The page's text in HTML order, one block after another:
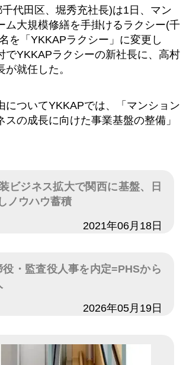
代田区、堀秀充社長)は1日、マン
ム大規模修繕を手掛けるラクシー(千
を「YKKAPラクシー」に変更し
でYKKAPラクシーの新社長に、高村
就任した。
についてYKKAPでは、「マンション
スの成長に向けた事業基盤の整備」
ビジネス拡大で関西に基盤、日
ノウハウ蓄積
2021年06月18日
・監査役人事を内定=PHSから
2026年05月19日